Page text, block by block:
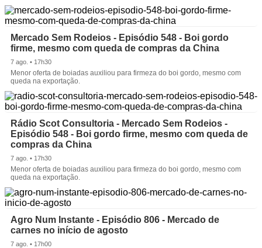
Mercado Sem Rodeios - Episódio 548 - Boi gordo
firme, mesmo com queda de compras da China
7 ago. • 17h30
Menor oferta de boiadas auxiliou para firmeza do boi gordo, mesmo com
queda na exportação.
Rádio Scot Consultoria - Mercado Sem Rodeios -
Episódio 548 - Boi gordo firme, mesmo com queda de
compras da China
7 ago. • 17h30
Menor oferta de boiadas auxiliou para firmeza do boi gordo, mesmo com
queda na exportação.
Agro Num Instante - Episódio 806 - Mercado de
carnes no início de agosto
7 ago. • 17h00